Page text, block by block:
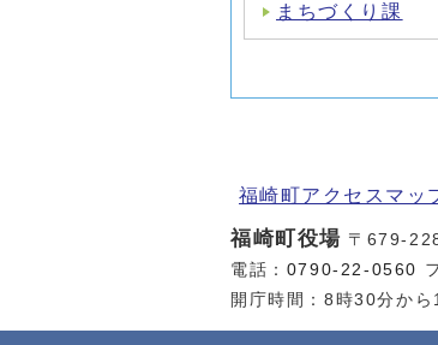
まちづくり課
福崎町アクセスマッ
福崎町役場 〒679-
電話： 0790-22-0560
開庁時間：8時30分か